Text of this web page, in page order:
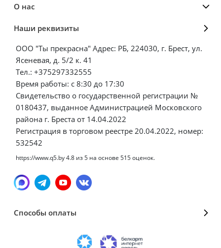
О нас
Наши реквизиты
ООО "Ты прекрасна" Адрес: РБ, 224030, г. Брест, ул.
Ясеневая, д. 5/2 к. 41
Тел.: +375297332555
Время работы: с 8:30 до 17:30
Свидетельство о государственной регистрации №
0180437, выданное Администрацией Московского
района г. Бреста от 14.04.2022
Регистрация в торговом реестре 20.04.2022, номер:
532542
https://www.q5.by4.8 из5 на основе 515оценок.
Способы оплаты